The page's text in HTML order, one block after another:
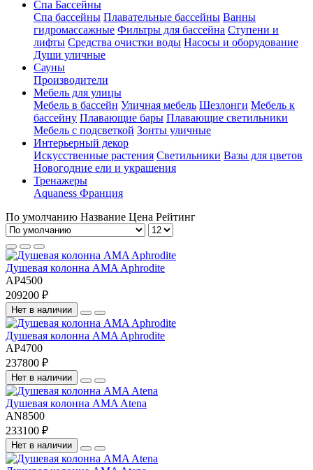
Спа Бассейны
Спа бассейны Плавательные бассейны Ванны
гидромассажные Фильтры для бассейна Ступени и
лифты Средства очистки воды Насосы и оборудование
Души уличные
Сауны
Производители
Мебель для улицы
Мебель в бассейн Уличная мебель Шезлонги Мебель к
бассейну Плавающие бары Плавающие светильники
Мебель с подсветкой Зонты уличные
Интерьерный декор
Искусственные растения Светильники Вазы для цветов
Новогодние ели и украшения
Тренажеры
Aquaness Франция
По умолчанию Название Цена Рейтинг
Душевая колонна AMA Aphrodite
AP4500
209200 ₽
Нет в наличии
Душевая колонна AMA Aphrodite
AP4700
237800 ₽
Нет в наличии
Душевая колонна AMA Atena
AN8500
233100 ₽
Нет в наличии